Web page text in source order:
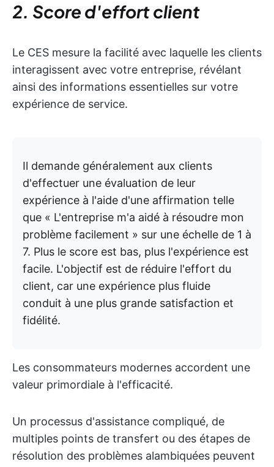
2. Score d'effort client
Le CES mesure la facilité avec laquelle les clients
interagissent avec votre entreprise, révélant
ainsi des informations essentielles sur votre
expérience de service.
Il demande généralement aux clients
d'effectuer une évaluation de leur
expérience à l'aide d'une affirmation telle
que « L'entreprise m'a aidé à résoudre mon
problème facilement » sur une échelle de 1 à
7. Plus le score est bas, plus l'expérience est
facile. L'objectif est de réduire l'effort du
client, car une expérience plus fluide
conduit à une plus grande satisfaction et
fidélité.
Les consommateurs modernes accordent une
valeur primordiale à l'efficacité.
Un processus d'assistance compliqué, de
multiples points de transfert ou des étapes de
résolution des problèmes alambiquées peuvent